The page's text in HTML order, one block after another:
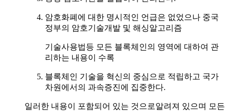
암호화폐에 대한 명시적인 언급은 없었으나 중국
정부의 암호기술개발 및 해싱알고리즘
기술사용법등 모든 블록체인의 영역에 대하여 관
리하는 내용이 수록
블록체인 기술을 혁신의 중심으로 적립하고 국가
차원에서의 과속증진에 집중한다.
일러한 내용이 포함되어 있는 것으로알려져 있으며 모든